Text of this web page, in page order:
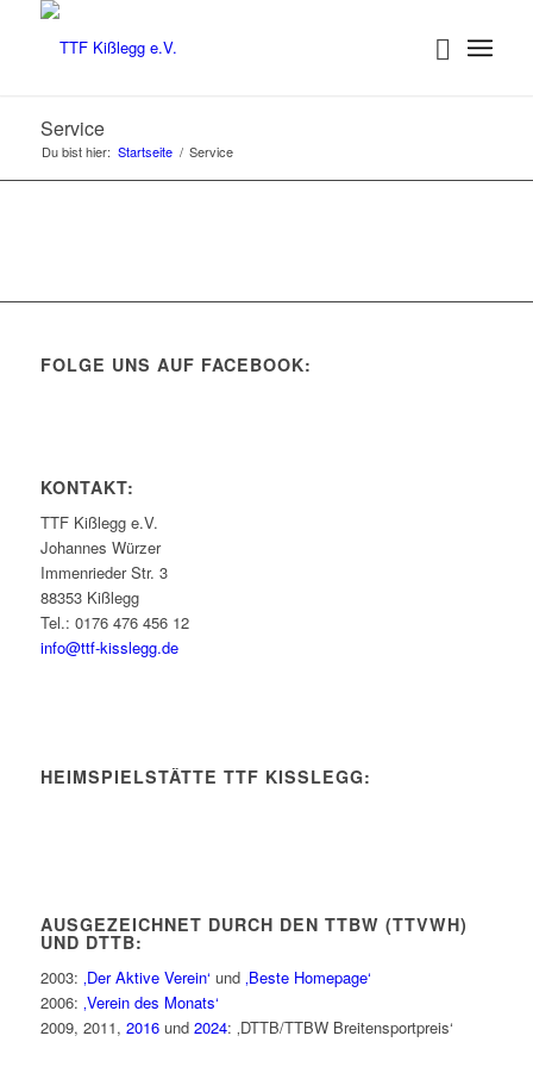
Service
Du bist hier: Startseite / Service
FOLGE UNS AUF FACEBOOK:
KONTAKT:
TTF Kißlegg e.V.
Johannes Würzer
Immenrieder Str. 3
88353 Kißlegg
Tel.: 0176 476 456 12
info@ttf-kisslegg.de
HEIMSPIELSTÄTTE TTF KISSLEGG:
AUSGEZEICHNET DURCH DEN TTBW (TTVWH)
UND DTTB:
2003: ‚Der Aktive Verein‘ und ‚Beste Homepage‘
2006: ‚Verein des Monats‘
2009, 2011, 2016und 2024: ‚DTTB/TTBW Breitensportpreis‘